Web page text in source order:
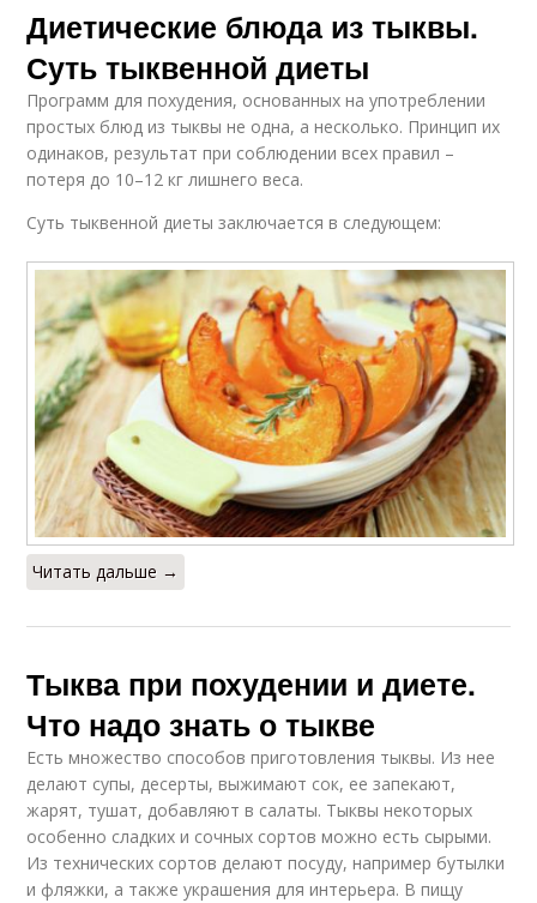
Диетические блюда из тыквы.
Суть тыквенной диеты
Программ для похудения, основанных на употреблении
простых блюд из тыквы не одна, а несколько. Принцип их
одинаков, результат при соблюдении всех правил –
потеря до 10–12 кг лишнего веса.
Суть тыквенной диеты заключается в следующем:
Читать дальше →
Тыква при похудении и диете.
Что надо знать о тыкве
Есть множество способов приготовления тыквы. Из нее
делают супы, десерты, выжимают сок, ее запекают,
жарят, тушат, добавляют в салаты. Тыквы некоторых
особенно сладких и сочных сортов можно есть сырыми.
Из технических сортов делают посуду, например бутылки
и фляжки, а также украшения для интерьера. В пищу